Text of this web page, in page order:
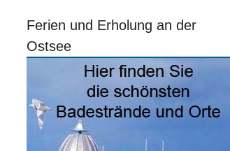
Ferien und Erholung an der
Ostsee